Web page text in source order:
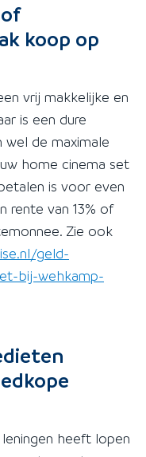
koop op
vrij makkelijke en
is een dure
wel de maximale
home cinema set
is voor even
rente van 13% of
Zie ook
geld-
bij-wehkamp-
heeft lopen